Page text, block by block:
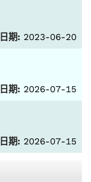
日期: 2023-06-20
日期: 2026-07-15
日期: 2026-07-15